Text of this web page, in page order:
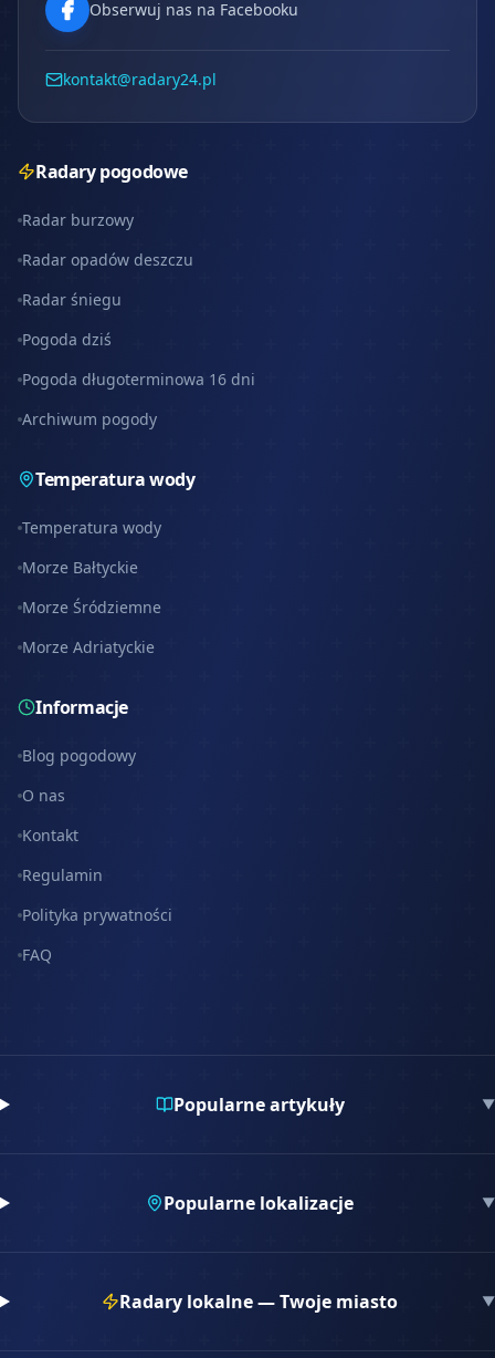
Obserwuj nas na Facebooku
kontakt@radary24.pl
Radary pogodowe
Radar burzowy
Radar opadów deszczu
Radar śniegu
Pogoda dziś
Pogoda długoterminowa 16 dni
Archiwum pogody
Temperatura wody
Temperatura wody
Morze Bałtyckie
Morze Śródziemne
Morze Adriatyckie
Informacje
Blog pogodowy
O nas
Kontakt
Regulamin
Polityka prywatności
FAQ
Popularne artykuły ▼
Popularne lokalizacje ▼
Radary lokalne — Twoje miasto ▼